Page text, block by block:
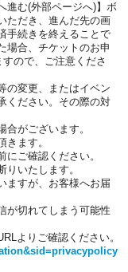
進む(外部ページへ)】ボ
ただき、進んだ先の画
手続きを終えることで
場合、チケットのお申
ので、ご注意くださ
の変更、またはイベン
ください。その際の対
がございます。
ます。
ご確認ください。
いたします。
ますが、お客様へお届
が切れてしまう可能性
よりご確認ください。